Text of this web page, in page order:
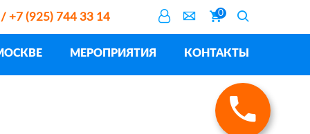
+7 (925) 744 33 14 0
МЕРОПРИЯТИЯ КОНТАКТЫ